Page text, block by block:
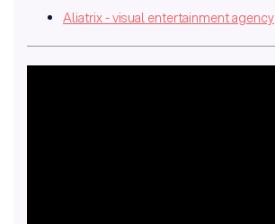
Aliatrix - visual entertainment agency